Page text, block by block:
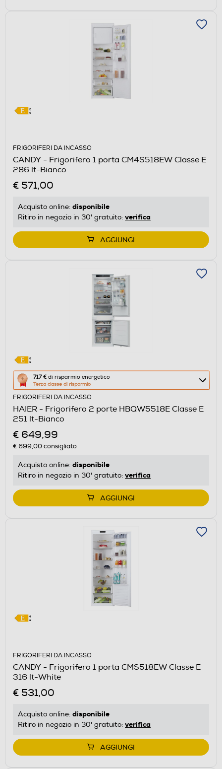
FRIGORIFERI DA INCASSO
CANDY - Frigorifero 1 porta CM4S518EW Classe E
286 lt-Bianco
€ 571,00
Acquisto online: disponibile
Ritiro in negozio in 30' gratuito: verifica
AGGIUNGI
717 € di risparmio energetico
Terza classe di risparmio
Questa
azione
aprirà
il
Calcolatore
di
risparmio
energetico
di
FRIGORIFERI DA INCASSO
HAIER - Frigorifero 2 porte HBQW5518E Classe E
251 lt-Bianco
€ 649,99
€ 699,00consigliato
Acquisto online: disponibile
Ritiro in negozio in 30' gratuito: verifica
AGGIUNGI
FRIGORIFERI DA INCASSO
CANDY - Frigorifero 1 porta CMS518EW Classe E
316 lt-White
€ 531,00
Acquisto online: disponibile
Ritiro in negozio in 30' gratuito: verifica
AGGIUNGI